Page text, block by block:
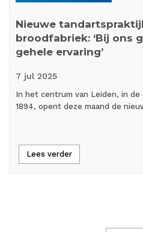
Nieuwe
broodfabriek: ‘Bij ons
gehele ervaring’
7 jul 2025
In het centrum van Leiden, in
1894, opent deze maand de
Lees verder